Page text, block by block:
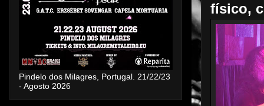
físico,
Pindelo dos Milagres, Portugal. 21/22/23
- Agosto 2026